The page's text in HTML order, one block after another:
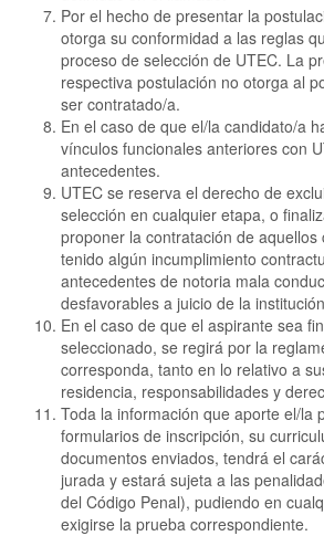
Por el hecho de presentar la
otorga su conformidad a las reglas
proceso de selección de UTEC. La
respectiva postulación no otorga al
ser contratado/a.
En el caso de que el/la candidato/a
vínculos funcionales anteriores con
antecedentes.
UTEC se reserva el derecho de
selección en cualquier etapa, o
proponer la contratación de aquellos
tenido algún incumplimiento
antecedentes de notoria mala
desfavorables a juicio de la
En el caso de que el aspirante sea
seleccionado, se regirá por la
corresponda, tanto en lo relativo a
residencia, responsabilidades y
Toda la información que aporte el/la
formularios de inscripción, su
documentos enviados, tendrá el
jurada y estará sujeta a las
del Código Penal), pudiendo en
exigirse la prueba correspondiente.